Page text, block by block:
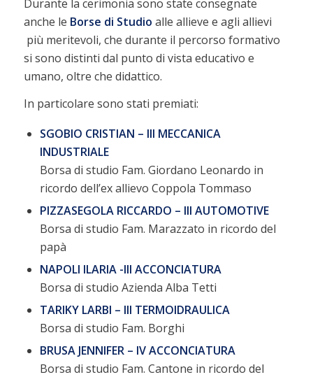
Durante la cerimonia sono state consegnate
anche le Borse di Studio alle allieve e agli allievi
più meritevoli, che durante il percorso formativo
si sono distinti dal punto di vista educativo e
umano, oltre che didattico.
In particolare sono stati premiati:
SGOBIO CRISTIAN – III MECCANICA
INDUSTRIALE
Borsa di studio Fam. Giordano Leonardo in
ricordo dell’ex allievo Coppola Tommaso
PIZZASEGOLA RICCARDO – III AUTOMOTIVE
Borsa di studio Fam. Marazzato in ricordo del
papà
NAPOLI ILARIA -III ACCONCIATURA
Borsa di studio Azienda Alba Tetti
TARIKY LARBI – III TERMOIDRAULICA
Borsa di studio Fam. Borghi
BRUSA JENNIFER – IV ACCONCIATURA
Borsa di studio Fam. Cantone in ricordo del